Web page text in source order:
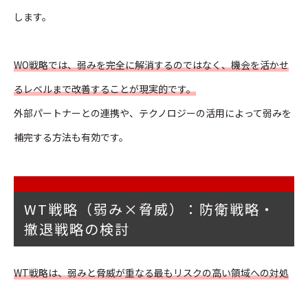
します。
WO戦略では、弱みを完全に解消するのではなく、機会を活かせ
るレベルまで改善することが現実的です。
外部パートナーとの連携や、テクノロジーの活用によって弱みを
補完する方法も有効です。
WT戦略（弱み×脅威）：防衛戦略・
撤退戦略の検討
WT戦略は、弱みと脅威が重なる最もリスクの高い領域への対処